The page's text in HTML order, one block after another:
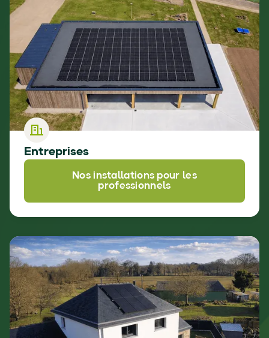
Entreprises
Nos installations pour les
professionnels